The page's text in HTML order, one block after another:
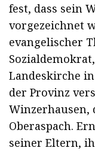
fest, dass sein
vorgezeichnet
evangelischer
Landeskirche
der Provinz
Winzerhausen,
Oberaspach.
seiner Eltern,